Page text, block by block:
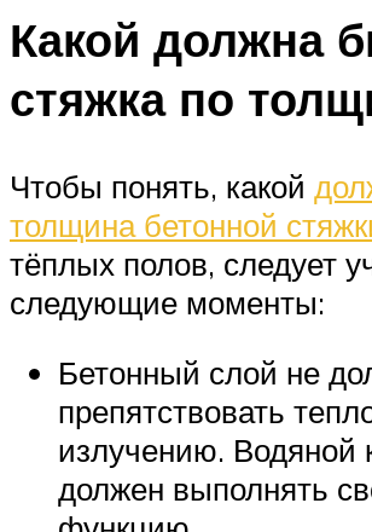
Какой должна
стяжка по
Чтобы понять, какой
толщина бетонной
тёплых полов, следует
следующие моменты:
Бетонный слой не
препятствовать
излучению. Водяной
должен выполнять